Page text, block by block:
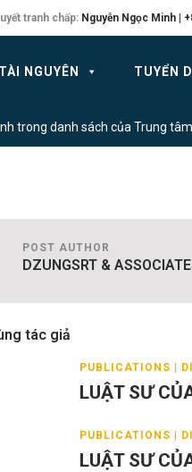
tranh chấp: Nguyễn Ngọc Minh |
TÀI NGUYÊN TUYỂN
trong danh sách của Trung
POST AUTHOR
DZUNGSRT &
tác giả
PUBLICATIONS |
LUẬT SƯ
PUBLICATIONS |
LUẬT SƯ